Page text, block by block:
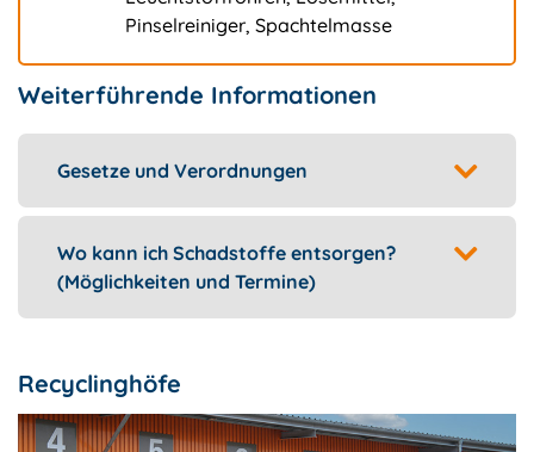
Pinselreiniger, Spachtelmasse
Weiterführende Informationen
Gesetze und Verordnungen
Wo kann ich Schadstoffe entsorgen?
(Möglichkeiten und Termine)
Recyclinghöfe